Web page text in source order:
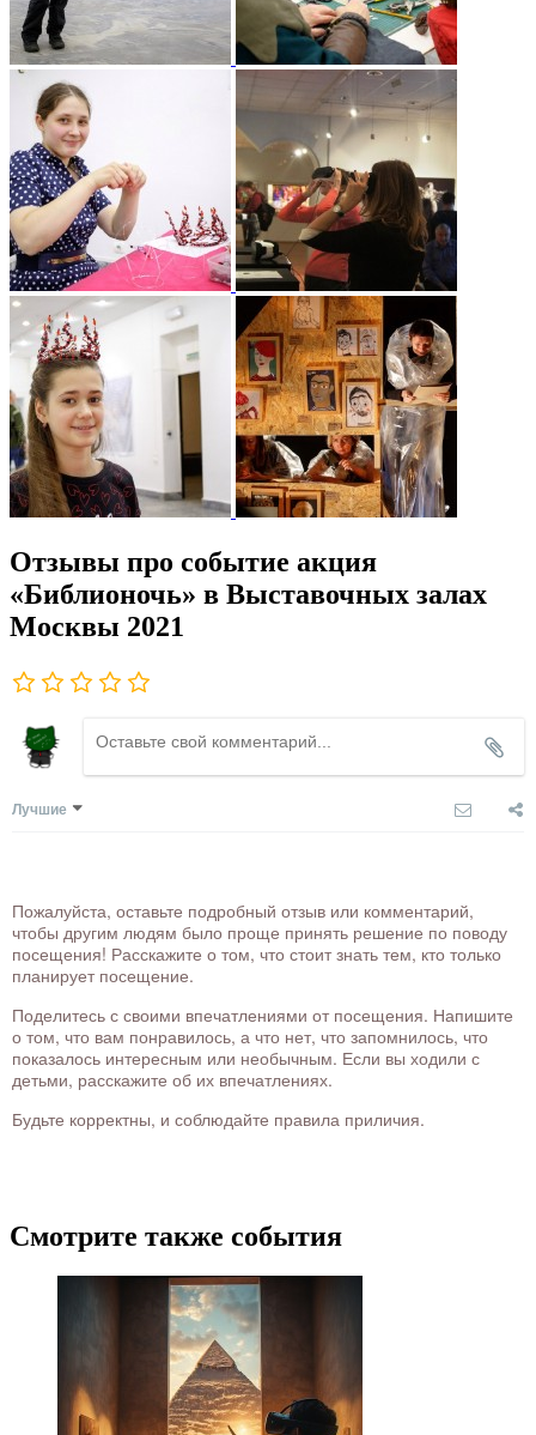
Отзывы про событие акция
«Библионочь» в Выставочных залах
Москвы 2021
Лучшие
Пожалуйста, оставьте подробный отзыв или комментарий,
чтобы другим людям было проще принять решение по поводу
посещения! Расскажите о том, что стоит знать тем, кто только
планирует посещение.
Поделитесь с своими впечатлениями от посещения. Напишите
о том, что вам понравилось, а что нет, что запомнилось, что
показалось интересным или необычным. Если вы ходили с
детьми, расскажите об их впечатлениях.
Будьте корректны, и соблюдайте правила приличия.
Смотрите также события